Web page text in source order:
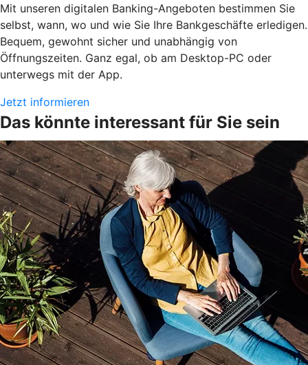
Mit unseren digitalen Banking-Angeboten bestimmen Sie
selbst, wann, wo und wie Sie Ihre Bankgeschäfte erledigen.
Bequem, gewohnt sicher und unabhängig von
Öffnungszeiten. Ganz egal, ob am Desktop-PC oder
unterwegs mit der App.
Jetzt informieren
Das könnte interessant für Sie sein